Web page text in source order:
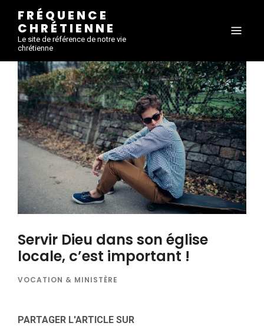
FRÉQUENCE
CHRÉTIENNE
Le site de référence de notre vie
chrétienne
Servir Dieu dans son église
locale, c’est important !
VOCATION & MINISTÈRE
PARTAGER L'ARTICLE SUR